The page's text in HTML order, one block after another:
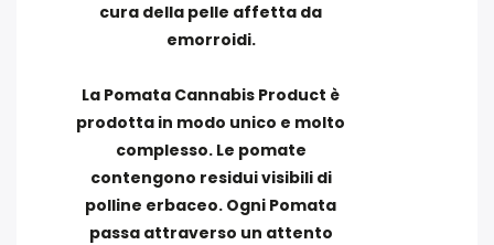
cura della pelle affetta da
emorroidi.
La Pomata Cannabis Product è
prodotta in modo unico e molto
complesso. Le pomate
contengono residui visibili di
polline erbaceo. Ogni Pomata
passa attraverso un attento